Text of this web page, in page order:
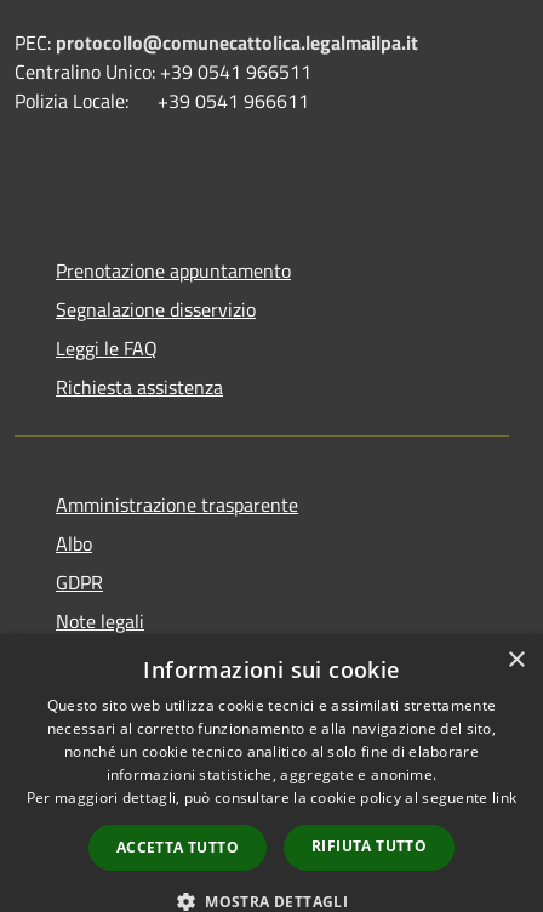
PEC: protocollo@comunecattolica.legalmailpa.it
Centralino Unico: +39 0541 966511
Polizia Locale: +39 0541 966611
Prenotazione appuntamento
Segnalazione disservizio
Leggi le FAQ
Richiesta assistenza
Amministrazione trasparente
Albo
GDPR
Note legali
Dichiarazione di accessibilità
Accessibilità
Copyright © 2026 • Comune di
Cattolica • Powered by
Municipium•
Accesso
redazione
×
Informazioni sui cookie
Questo sito web utilizza cookie tecnici e assimilati strettamente
necessari al corretto funzionamento e alla navigazione del sito,
nonché un cookie tecnico analitico al solo fine di elaborare
informazioni statistiche, aggregate e anonime.
Per maggiori dettagli, può consultare la cookie policy al seguente link
ACCETTA TUTTO RIFIUTA TUTTO
MOSTRA DETTAGLI